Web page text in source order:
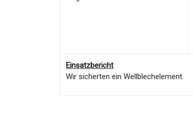
Einsatzbericht
Wir sicherten ein Wellblechelement.